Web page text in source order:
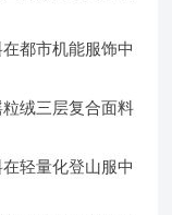
都市机能服饰中
绒三层复合面料
轻量化登山服中